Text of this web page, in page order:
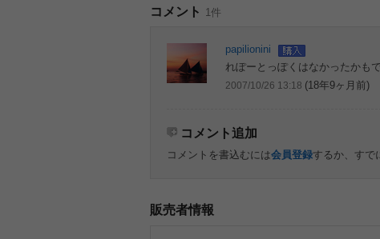
コメント 1件
papilionini
れぽーとっぽくはなかったかも
2007/10/26 13:18 (18年9ヶ月前)
コメント追加
コメントを書込むには会員登録するか、すで
販売者情報